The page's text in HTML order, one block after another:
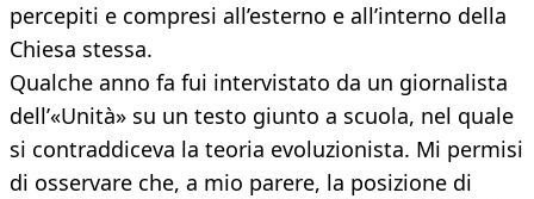
percepiti e compresi all’esterno e all’interno della
Chiesa stessa.
Qualche anno fa fui intervistato da un giornalista
dell’«Unità» su un testo giunto a scuola, nel quale
si contraddiceva la teoria evoluzionista. Mi permisi
di osservare che, a mio parere, la posizione di